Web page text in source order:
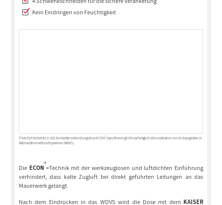
Kein Eindringen von Feuchtigkeit
© KAISER GmbH & Co. KG: Die Geräte-Verbindungsdose ECON®Styro55 ermöglicht nachträglich die Installation von Einbaugeräten in
Wärmedämmverbundsystemen (WDVS).
Die ECON®–Technik mit der werkzeuglosen und luftdichten Einführung
verhindert, dass kalte Zugluft bei direkt geführten Leitungen an das
Mauerwerk gelangt.
Nach dem Eindrücken in das WDVS wird die Dose mit dem KAISER